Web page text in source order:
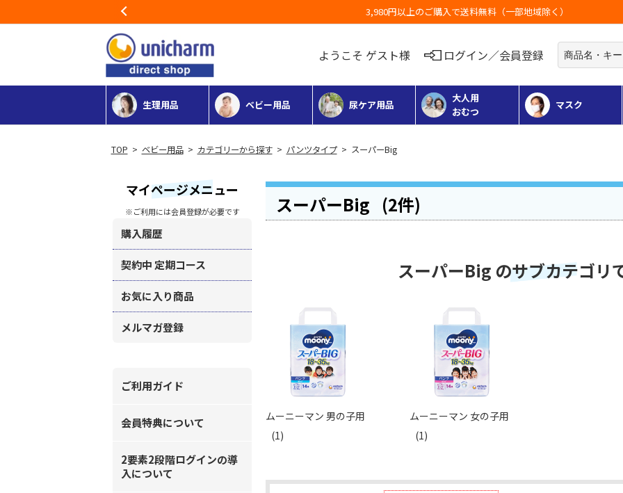
お荷物のお届けに遅れが出てい
ようこそ ゲスト様 ログイン／会員登録
生理用品 ベビー用品 尿ケア用品
大人用
おむつ
マスク
> ベビー用品> カテゴリーから探す> パンツタイプ> スーパーBig
マイページメニュー
※ご利用には会員登録が必要です
購入履歴
契約中 定期コース
お気に入り商品
メルマガ登録
ご利用ガイド
会員特典について
2要素2段階ログインの導
入について
スーパーBig (2件)
スーパーBig のサブカテゴリ
ムーニーマン 男の子用
(1)
ムーニーマン 女の子用
(1)